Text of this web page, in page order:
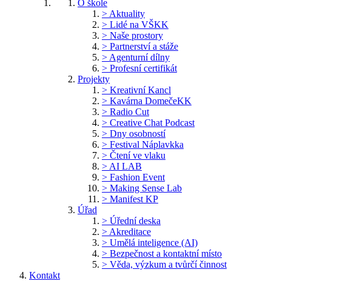
O škole
> Aktuality
> Lidé na VŠKK
> Naše prostory
> Partnerství a stáže
> Agenturní dílny
> Profesní certifikát
Projekty
> Kreativní Kancl
> Kavárna DomečeKK
> Radio Cut
> Creative Chat Podcast
> Dny osobností
> Festival Náplavkka
> Čtení ve vlaku
> AI LAB
> Fashion Event
> Making Sense Lab
> Manifest KP
Úřad
> Úřední deska
> Akreditace
> Umělá inteligence (AI)
> Bezpečnost a kontaktní místo
> Věda, výzkum a tvůrčí činnost
Kontakt